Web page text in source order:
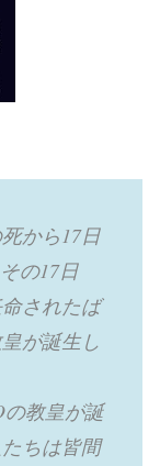
から17日
の17日
されたば
が誕生し
の教皇が誕
ちは皆間